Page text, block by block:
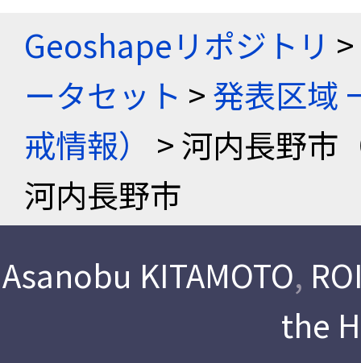
Geoshapeリポジトリ >
ータセット >発表区域
戒情報）
> 河内長野市
河内長野市
Asanobu KITAMOTO,
the